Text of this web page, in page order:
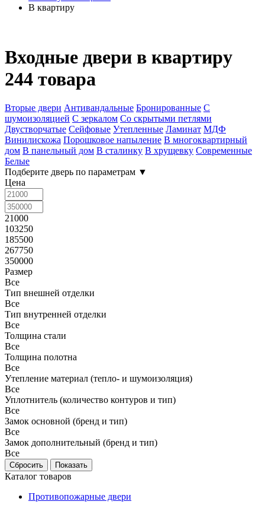
В квартиру
Входные двери в квартиру
244 товара
Вторые двери Антивандальные Бронированные С
шумоизоляцией С зеркалом Со скрытыми петлями
Двустворчатые Сейфовые Утепленные Ламинат МДФ
Винилискожа Порошковое напыление В многоквартирный
дом В панельный дом В сталинку В хрущевку Современные
Белые
Подберите дверь по параметрам ▼
Цена
21000
103250
185500
267750
350000
Размер
Все
Тип внешней отделки
Все
Тип внутренней отделки
Все
Толщина стали
Все
Толщина полотна
Все
Утепление материал (тепло- и шумоизоляция)
Все
Уплотнитель (количество контуров и тип)
Все
Замок основной (бренд и тип)
Все
Замок дополнительный (бренд и тип)
Все
Каталог товаров
Противопожарные двери